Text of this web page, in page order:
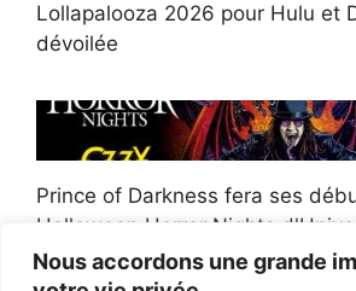
Nous accordons une grande
Lollapalooza 2026 pour Hulu et
dévoilée
Prince of Darkness fera ses
Halloween Horror Nights